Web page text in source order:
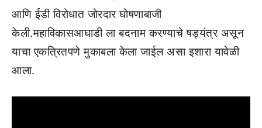
आणि ईडी विरोधात जोरदार घोषणाबाजी
केली.महाविकासआघाडी ला बदनाम करण्याचे षड्यंत्र असून
याचा एकत्रितपणे मुकाबला केला जाईल असा इशारा यावेळी
आला.